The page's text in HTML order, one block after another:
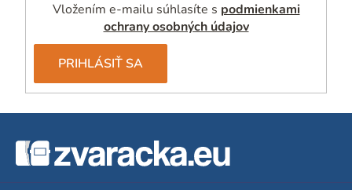
Vložením e-mailu súhlasíte s podmienkami
ochrany osobných údajov
PRIHLÁSIŤ SA